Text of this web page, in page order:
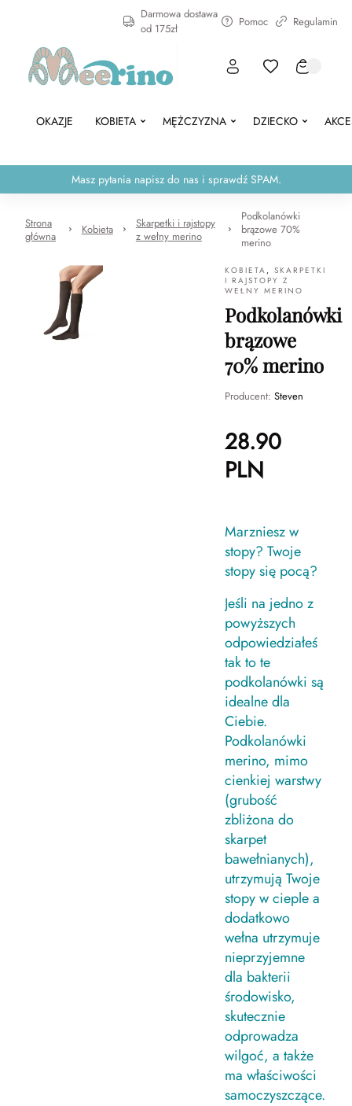
Darmowa dostawa
od 175zł
Pomoc Regulamin
OKAZJE KOBIETA MĘŻCZYZNA DZIECKO
Masz pytania napisz do nas i sprawdź SPAM.
Strona
główna
Kobieta
Skarpetki i rajstopy
z wełny merino
Podkolanówki
brązowe 70%
merino
KOBIETA ,SKARPETKI
I RAJSTOPY Z
WEŁNY MERINO
Podkolanówki
brązowe
70% merino
Producent:Steven
28.90
PLN
Marzniesz w
stopy? Twoje
stopy się pocą?
Jeśli na jedno z
powyższych
odpowiedziałeś
tak to te
podkolanówki są
idealne dla
Ciebie.
Podkolanówki
merino, mimo
cienkiej warstwy
(grubość
zbliżona do
skarpet
bawełnianych),
utrzymują Twoje
stopy w cieple a
dodatkowo
wełna utrzymuje
nieprzyjemne
dla bakterii
środowisko,
skutecznie
odprowadza
wilgoć, a także
ma właściwości
samoczyszczące.